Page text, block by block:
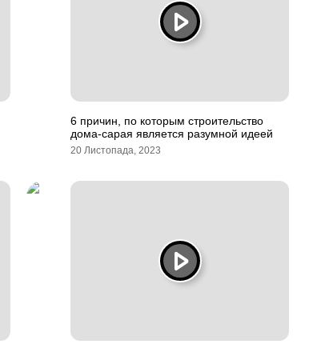
6 причин, по которым строительство
дома-сарая является разумной идеей
20 Листопада, 2023